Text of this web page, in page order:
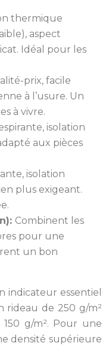
thermique
aspect
Idéal pour les
prix, facile
à l’usure. Un
à vivre.
isolation
aux pièces
isolation
plus exigeant.
Combinent les
pour une
un bon
indicateur essentiel
rideau de 250 g/m²
g/m². Pour une
densité supérieure